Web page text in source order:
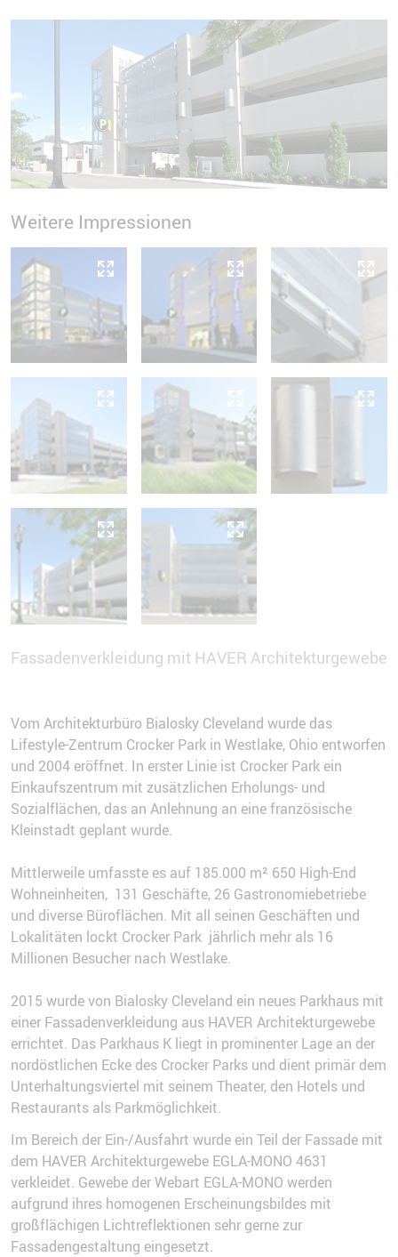
Weitere Impressionen
Fassadenverkleidung mit HAVER Architekturgewebe
Vom Architekturbüro Bialosky Cleveland wurde das
Lifestyle-Zentrum Crocker Park in Westlake, Ohio entworfen
und 2004 eröffnet. In erster Linie ist Crocker Park ein
Einkaufszentrum mit zusätzlichen Erholungs- und
Sozialflächen, das an Anlehnung an eine französische
Kleinstadt geplant wurde.
Mittlerweile umfasste es auf 185.000 m² 650 High-End
Wohneinheiten, 131 Geschäfte, 26 Gastronomiebetriebe
und diverse Büroflächen. Mit all seinen Geschäften und
Lokalitäten lockt Crocker Park jährlich mehr als 16
Millionen Besucher nach Westlake.
2015 wurde von Bialosky Cleveland ein neues Parkhaus mit
einer Fassadenverkleidung aus HAVER Architekturgewebe
errichtet. Das Parkhaus K liegt in prominenter Lage an der
nordöstlichen Ecke des Crocker Parks und dient primär dem
Unterhaltungsviertel mit seinem Theater, den Hotels und
Restaurants als Parkmöglichkeit.
Im Bereich der Ein-/Ausfahrt wurde ein Teil der Fassade mit
dem HAVER Architekturgewebe EGLA-MONO 4631
verkleidet. Gewebe der Webart EGLA-MONO werden
aufgrund ihres homogenen Erscheinungsbildes mit
großflächigen Lichtreflektionen sehr gerne zur
Fassadengestaltung eingesetzt.